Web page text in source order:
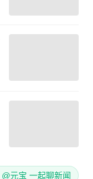
@元宝 一起聊新闻